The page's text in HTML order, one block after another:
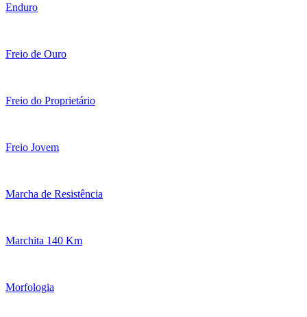
Enduro
Freio de Ouro
Freio do Proprietário
Freio Jovem
Marcha de Resistência
Marchita 140 Km
Morfologia